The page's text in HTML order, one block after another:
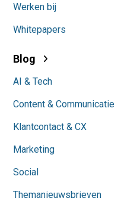
Werken bij
Whitepapers
Blog
AI & Tech
Content & Communicatie
Klantcontact & CX
Marketing
Social
Themanieuwsbrieven